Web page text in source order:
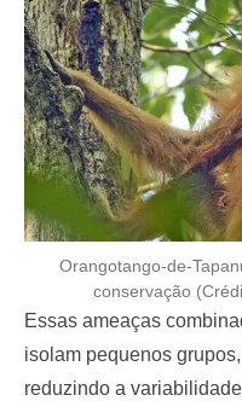
Orangotango-de-
conservação
Essas ameaças
isolam pequenos
reduzindo a